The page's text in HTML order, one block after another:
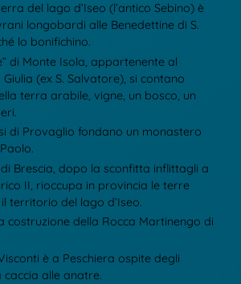
del lago d’Iseo (l’antico Sebino) è
longobardi alle Benedettine di S.
lo bonifichino.
di Monte Isola, appartenente al
(ex S. Salvatore), si contano
terra arabile, vigne, un bosco, un
di Provaglio fondano un monastero
di Brescia, dopo la sconfitta inflittagli a
II, rioccupa in provincia le terre
territorio del lago d’Iseo.
costruzione della Rocca Martinengo di
è a Peschiera ospite degli
alle anatre.